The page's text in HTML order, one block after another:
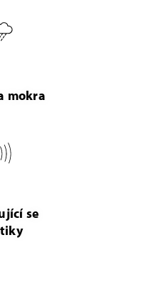
mokra
se